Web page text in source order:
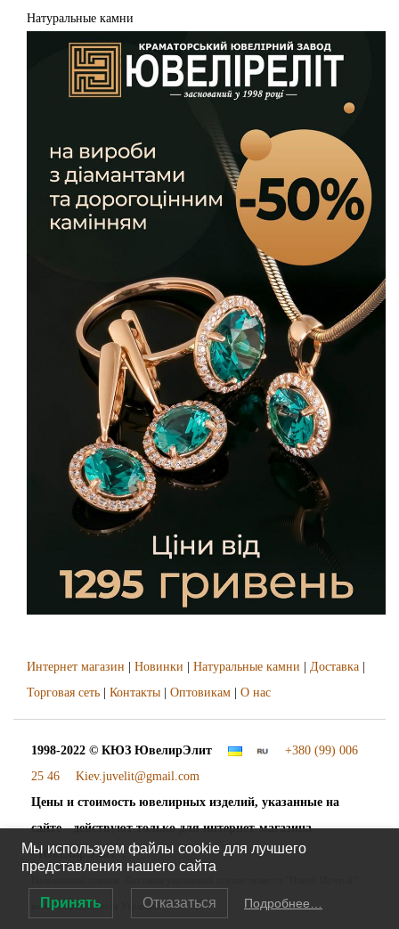
Натуральные камни
Интернет магазин Новинки Натуральные камни Доставка
Торговая сеть
Контакты Оптовикам О нас
1998-2022 © КЮЗ ЮвелирЭлит
+380 (99) 006
25 46
Kiev.juvelit@gmail.com
Цены и стоимость ювелирных изделий, указанные на
сайте - действуют только для интернет-магазина
"ЮвелирЭлит".
во все города и сёла Украины
Мы используем файлы cookie для лучшего
представления нашего сайта
Принять Отказаться Подробнее…